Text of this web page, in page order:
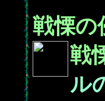
戦慄の
戦
ル